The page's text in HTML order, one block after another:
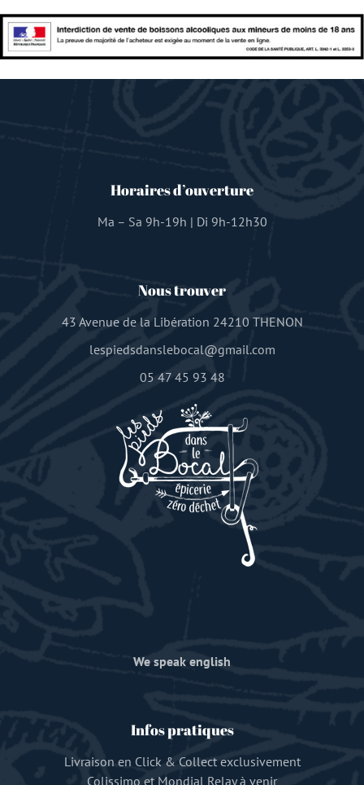
Horaires d’ouverture
Ma – Sa 9h-19h | Di 9h-12h30
Nous trouver
43 Avenue de la Libération 24210 THENON
lespiedsdanslebocal@gmail.com
05 47 45 93 48
We speak english
Infos pratiques
Livraison en Click & Collect exclusivement
Colissimo et Mondial Relay à venir